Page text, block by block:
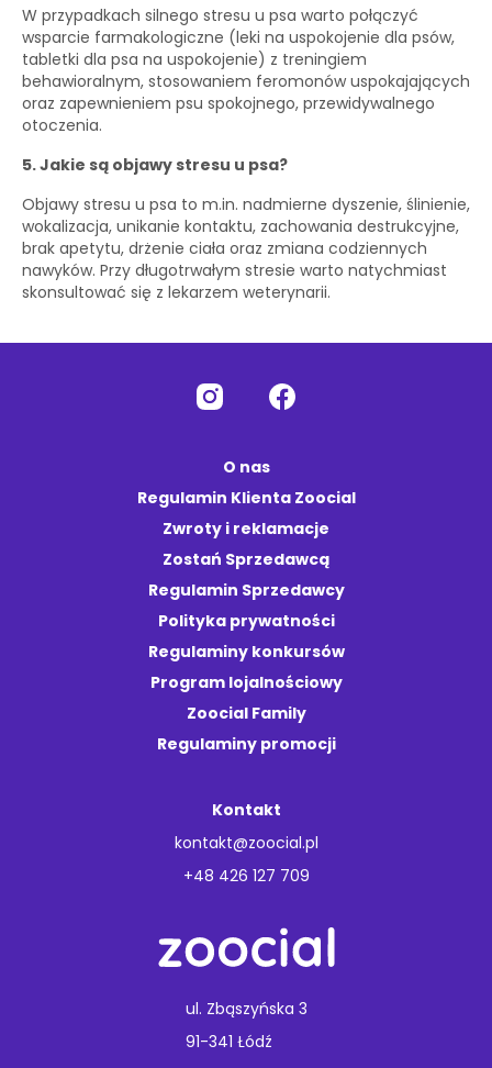
W przypadkach silnego stresu u psa warto połączyć
wsparcie farmakologiczne (leki na uspokojenie dla psów,
tabletki dla psa na uspokojenie) z treningiem
behawioralnym, stosowaniem feromonów uspokajających
oraz zapewnieniem psu spokojnego, przewidywalnego
otoczenia.
5. Jakie są objawy stresu u psa?
Objawy stresu u psa to m.in. nadmierne dyszenie, ślinienie,
wokalizacja, unikanie kontaktu, zachowania destrukcyjne,
brak apetytu, drżenie ciała oraz zmiana codziennych
nawyków. Przy długotrwałym stresie warto natychmiast
skonsultować się z lekarzem weterynarii.
O nas
Regulamin Klienta Zoocial
Zwroty i reklamacje
Zostań Sprzedawcą
Regulamin Sprzedawcy
Polityka prywatności
Regulaminy konkursów
Program lojalnościowy
Zoocial Family
Regulaminy promocji
Kontakt
kontakt@zoocial.pl
+48 426 127 709
ul. Zbąszyńska 3
91-341 Łódź